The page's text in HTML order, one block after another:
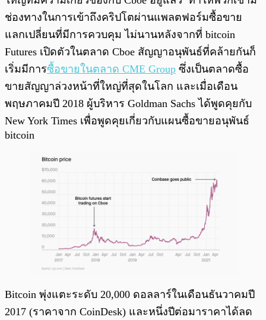
ช่องทางในการเข้าถึงคริปโตผ่านแพลตฟอร์มซื้อขาย
แลกเปลี่ยนที่มีการควบคุม ไม่นานหลังจากที่ bitcoin
Futures เปิดตัวในตลาด Cboe สัญญาอนุพันธ์ที่คล้ายกันก็
เริ่มมีการซื้อขายในตลาด CME Group ซึ่งเป็นตลาดซื้อ
ขายสัญญาล่วงหน้าที่ใหญ่ที่สุดในโลก และเมื่อเดือน
พฤษภาคมปี 2018 ผู้บริหาร Goldman Sachs ได้พูดคุยกับ
New York Times เพื่อพูดคุยเกี่ยวกับแผนซื้อขายอนุพันธ์
bitcoin
Bitcoin พุ่งแตะระดับ 20,000 ดอลลาร์ในเดือนธันวาคมปี
2017 (ราคาจาก CoinDesk) และหนึ่งปีต่อมาราคาได้ลด